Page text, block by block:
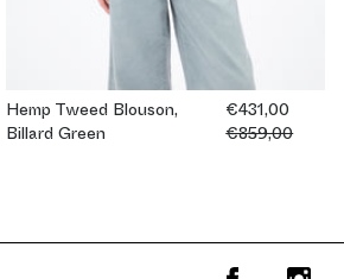
Hemp Tweed Blouson,
Billard Green
€431,00
€859,00